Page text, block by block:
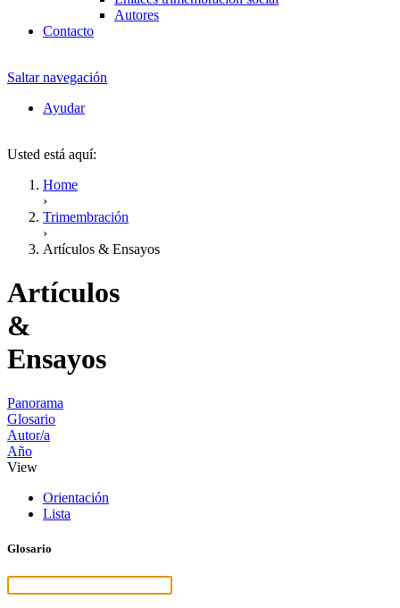
Autores
Contacto
Saltar navegación
Ayudar
Usted está aquí:
Home
›
Trimembración
›
Artículos & Ensayos
Artículos
&
Ensayos
Panorama
Glosario
Autor/a
Año
View
Orientación
Lista
Glosario